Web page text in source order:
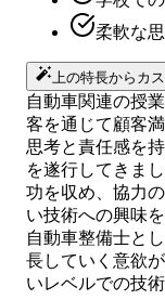
柔軟な
上の特長からカ
自動車関連の授
客を通じて顧客
思考と責任感を
を遂行してきま
功を収め、協力
い技術への興味
自動車整備士と
長していく意欲
いレベルでの技